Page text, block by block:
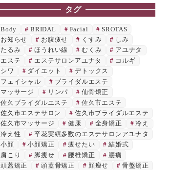
タグ
Body BRIDAL Facial
SROTAS
お知らせ
お腹痩せ くすみ
しみ
たるみ
ほうれい線 むくみ
アユナタ
エステ
エステサロンアユナタ
コルギ
シワ
ダイエット
デトックス
フェイシャル
ブライダルエステ
マッサージ
リンパ
仙骨矯正
佐久ブライダルエステ
佐久市エステ
佐久市エステサロン
佐久市ブライダルエステ
佐久市マッサージ
健康 全身矯正
冷え
冷え性
卒花実績多数のエステサロンアユナタ
小顔
小顔矯正 痩せたい
結婚式
肩こり
脚痩せ 腰椎矯正
腰痛
頭蓋矯正
頭蓋骨矯正 顔痩せ 骨盤矯正